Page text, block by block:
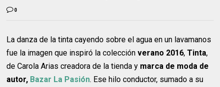
0
La danza de la tinta cayendo sobre el agua en un lavamanos
fue la imagen que inspiró la colecciónverano 2016,Tinta,
de Carola Arias creadora de la tienda y marca de moda de
autor, Bazar La Pasión. Ese hilo conductor, sumado a su